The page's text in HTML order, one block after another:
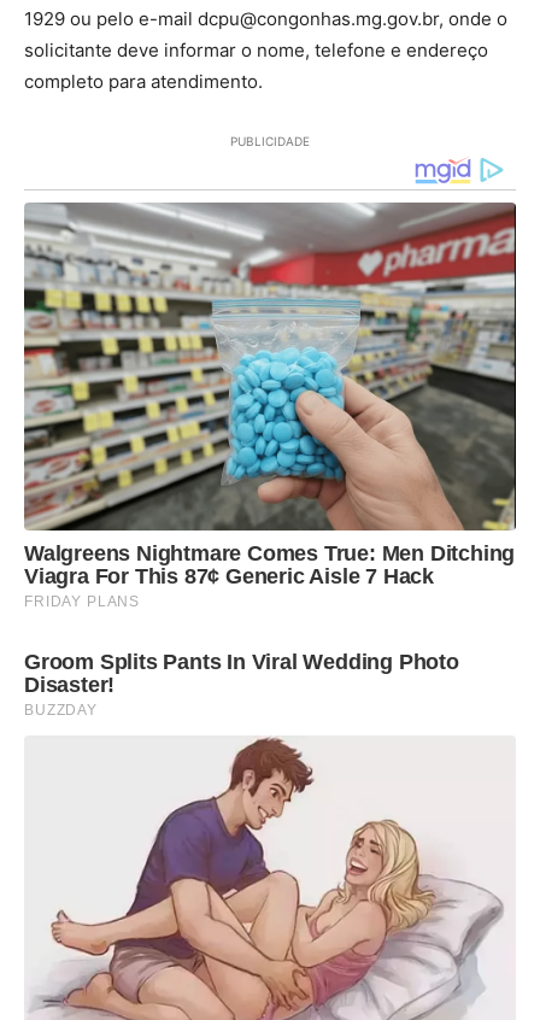
1929 ou pelo e-mail dcpu@congonhas.mg.gov.br, onde o
solicitante deve informar o nome, telefone e endereço
completo para atendimento.
PUBLICIDADE